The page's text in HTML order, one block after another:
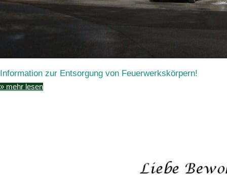
Information zur Entsorgung von Feuerwerkskörpern!
» mehr lesen